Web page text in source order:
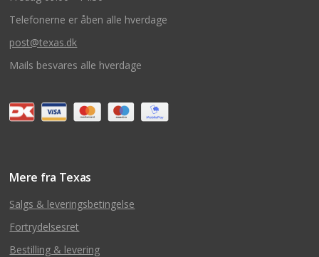
Telefonerne er åben alle hverdage
post@texas.dk
Mails besvares alle hverdage
Mere fra Texas
Salgs & leveringsbetingelse
Fortrydelsesret
Bestilling & levering